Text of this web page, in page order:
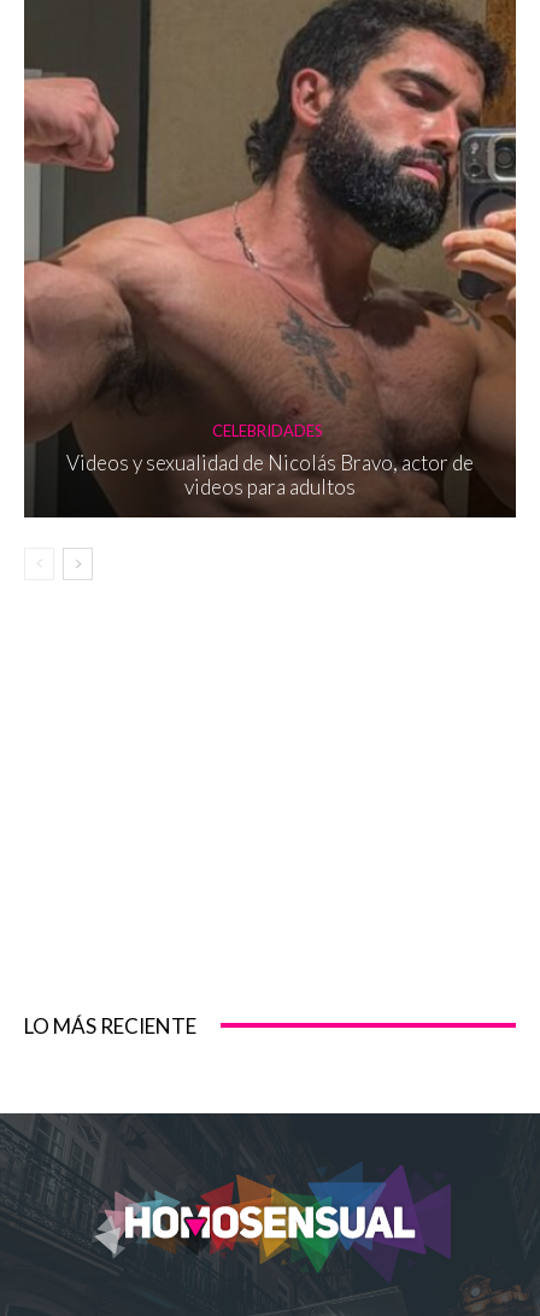
CELEBRIDADES
Videos y sexualidad de Nicolás Bravo, actor de
videos para adultos
LO MÁS RECIENTE